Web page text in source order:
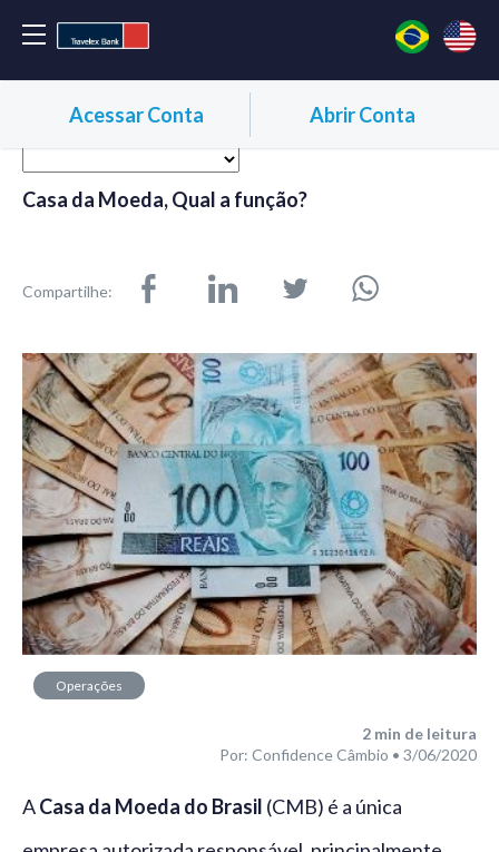
Acessar Conta Abrir Conta
Casa da Moeda, Qual a função?
Compartilhe:
Operações
2 min de leitura
Por: Confidence Câmbio • 3/06/2020
ACasa da Moeda do Brasil (CMB) é a única